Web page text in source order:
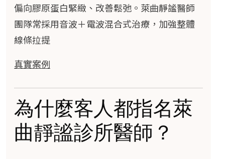
偏向膠原蛋白緊緻、改善鬆弛。萊曲靜謐醫師
團隊常採用音波＋電波混合式治療，加強整體
線條拉提
真實案例
為什麼客人都指名萊
曲靜謐診所醫師？